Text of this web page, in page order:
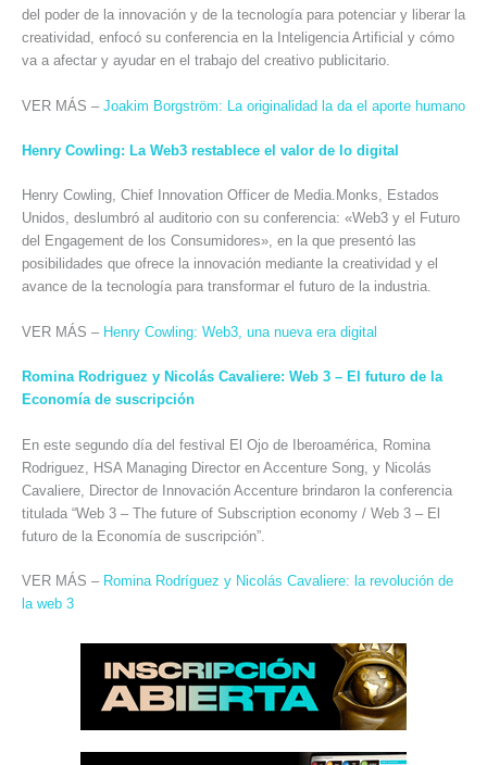
del poder de la innovación y de la tecnología para potenciar y liberar la
creatividad, enfocó su conferencia en la Inteligencia Artificial y cómo
va a afectar y ayudar en el trabajo del creativo publicitario.
VER MÁS – Joakim Borgström: La originalidad la da el aporte humano
Henry Cowling: La Web3 restablece el valor de lo digital
Henry Cowling, Chief Innovation Officer de Media.Monks, Estados
Unidos, deslumbró al auditorio con su conferencia: «Web3 y el Futuro
del Engagement de los Consumidores», en la que presentó las
posibilidades que ofrece la innovación mediante la creatividad y el
avance de la tecnología para transformar el futuro de la industria.
VER MÁS – Henry Cowling: Web3, una nueva era digital
Romina Rodriguez y Nicolás Cavaliere: Web 3 – El futuro de la
Economía de suscripción
En este segundo día del festival El Ojo de Iberoamérica, Romina
Rodriguez, HSA Managing Director en Accenture Song, y Nicolás
Cavaliere, Director de Innovación Accenture brindaron la conferencia
titulada “Web 3 – The future of Subscription economy / Web 3 – El
futuro de la Economía de suscripción”.
VER MÁS – Romina Rodríguez y Nicolás Cavaliere: la revolución de
la web 3